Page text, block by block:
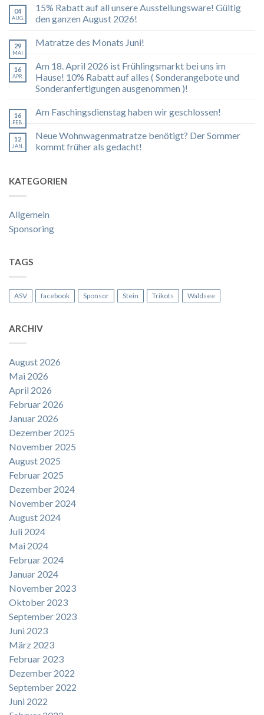
04
AUG.
15% Rabatt auf all unsere Ausstellungsware! Gültig
den ganzen August 2026!
29
MAI
Matratze des Monats Juni!
16
APR.
Am 18. April 2026 ist Frühlingsmarkt bei uns im
Hause! 10% Rabatt auf alles ( Sonderangebote und
Sonderanfertigungen ausgenommen )!
16
FEB.
Am Faschingsdienstag haben wir geschlossen!
12
JAN.
Neue Wohnwagenmatratze benötigt? Der Sommer
kommt früher als gedacht!
KATEGORIEN
Allgemein
Sponsoring
TAGS
ASV facebook Sponsor Stein Trikots Waldsee
ARCHIV
August 2026
Mai 2026
April 2026
Februar 2026
Januar 2026
Dezember 2025
November 2025
August 2025
Februar 2025
Dezember 2024
November 2024
August 2024
Juli 2024
Mai 2024
Februar 2024
Januar 2024
November 2023
Oktober 2023
September 2023
Juni 2023
März 2023
Februar 2023
Dezember 2022
September 2022
Juni 2022